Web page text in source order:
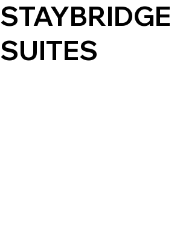
STAYBRIDGE
SUITES